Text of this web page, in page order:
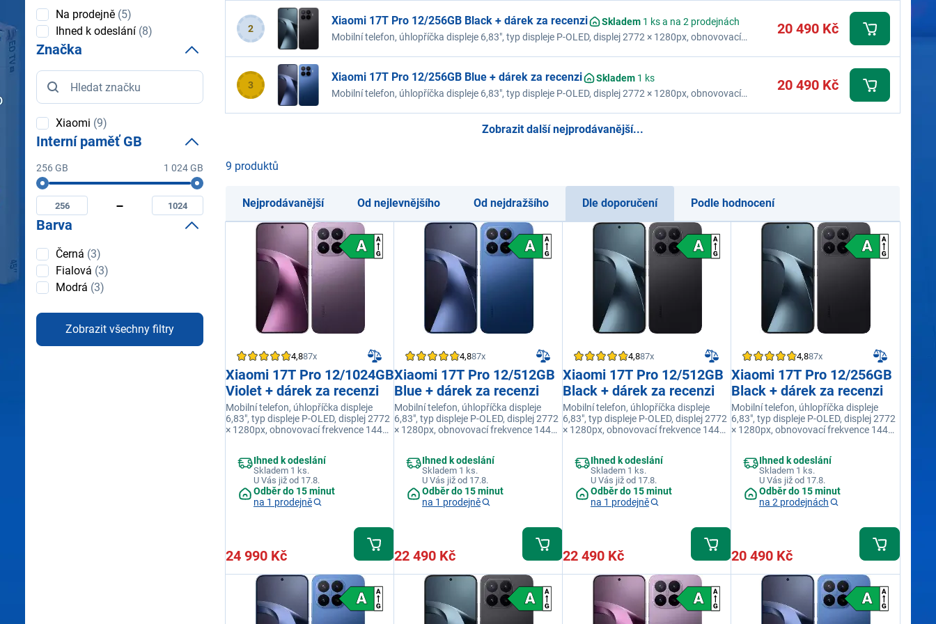
512 GB, barva modrá
2
Xiaomi 17T Pro 12/256GB Black + dárek za recenzi Skladem 1 ks a na 2 prodejnách
Mobilní telefon, úhlopříčka displeje 6,83", typ displeje P-OLED, displej 2772 × 1280px, obnovovací
256 GB, barva černá
20 490 Kč
3
Xiaomi 17T Pro 12/256GB Blue + dárek za recenzi Skladem 1 ks
Mobilní telefon, úhlopříčka displeje 6,83", typ displeje P-OLED, displej 2772 × 1280px, obnovovací
256 GB, barva modrá
20 490 Kč
Zobrazit další nejprodávanější...
Dostupnost
Na prodejně (5)
Ihned k odeslání (8)
Značka
Značka
Xiaomi (9)
Interní paměť GB
256 GB 1 024 GB
Interní
paměť
Minimální
interní
paměť
gb
Maximální
interní
paměť
gb
Barva
BarvaČerná (3)
Fialová (3)
Modrá (3)
Zobrazit všechny filtry
9 produktů
Nejprodávanější Od nejlevnějšího Od nejdražšího Dle doporučení Podle hodnocení
4,887x
Xiaomi 17T Pro 12/1024GB
Violet + dárek za recenzi
Mobilní telefon, úhlopříčka displeje
6,83", typ displeje P-OLED, displej 2772
× 1280px, obnovovací frekvence 144
GB, interní paměť 1024 GB, barva
fialová
Ihned k odeslání
Skladem 1 ks.
U Vás již od 17.8.
Odběr do 15 minut
na 1 prodejně
24 990 Kč
4,887x
Xiaomi 17T Pro 12/512GB
Blue + dárek za recenzi
Mobilní telefon, úhlopříčka displeje
6,83", typ displeje P-OLED, displej 2772
× 1280px, obnovovací frekvence 144
GB, interní paměť 512 GB, barva modrá
Ihned k odeslání
Skladem 1 ks.
U Vás již od 17.8.
Odběr do 15 minut
na 1 prodejně
22 490 Kč
4,887x
Xiaomi 17T Pro 12/512GB
Black + dárek za recenzi
Mobilní telefon, úhlopříčka displeje
6,83", typ displeje P-OLED, displej 2772
× 1280px, obnovovací frekvence 144
GB, interní paměť 512 GB, barva černá
Ihned k odeslání
Skladem 1 ks.
U Vás již od 17.8.
Odběr do 15 minut
na 1 prodejně
22 490 Kč
4,887x
Xiaomi 17T Pro 12/256GB
Black + dárek za recenzi
Mobilní telefon, úhlopříčka displeje
6,83", typ displeje P-OLED, displej 2772
× 1280px, obnovovací frekvence 144
GB, interní paměť 256 GB, barva černá
Ihned k odeslání
Skladem 1 ks.
U Vás již od 17.8.
Odběr do 15 minut
na 2 prodejnách
20 490 Kč